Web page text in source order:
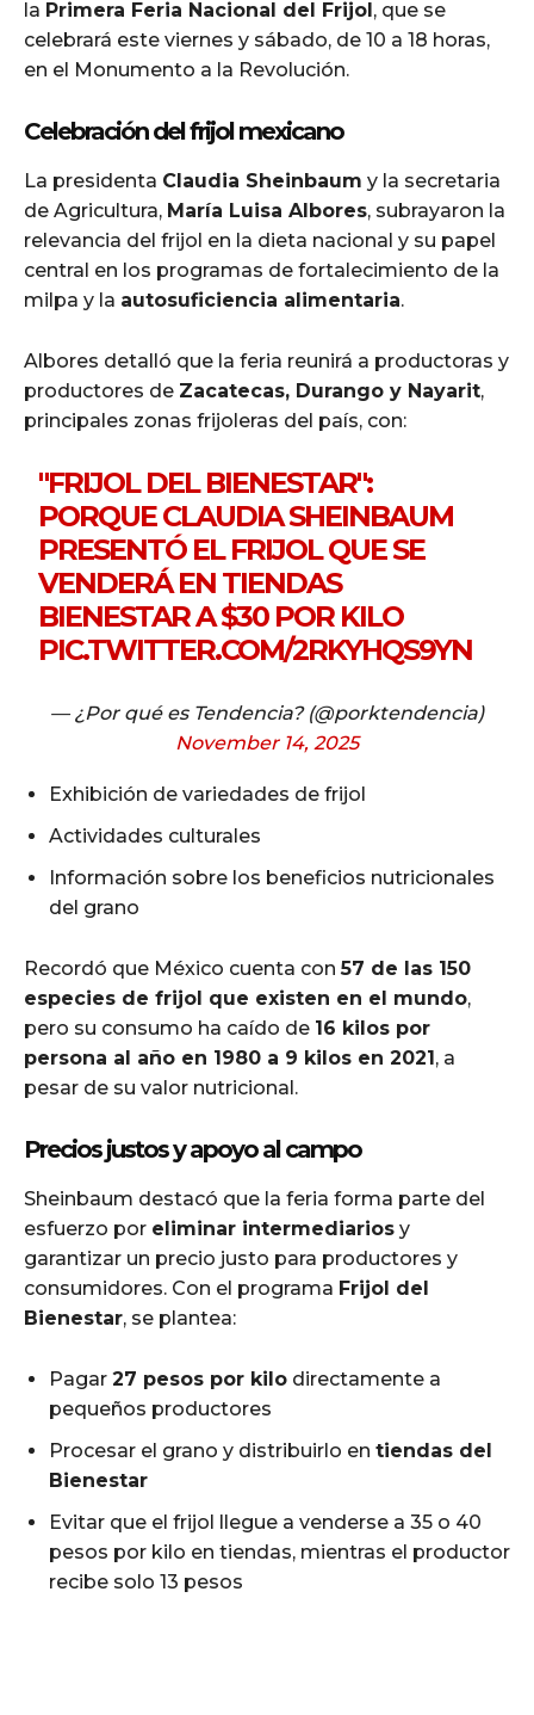
la Primera Feria Nacional del Frijol, que se
celebrará este viernes y sábado, de 10 a 18 horas,
en el Monumento a la Revolución.
Celebración del frijol mexicano
La presidenta Claudia Sheinbaum y la secretaria
de Agricultura, María Luisa Albores, subrayaron la
relevancia del frijol en la dieta nacional y su papel
central en los programas de fortalecimiento de la
milpa y la autosuficiencia alimentaria.
Albores detalló que la feria reunirá a productoras y
productores de Zacatecas, Durango y Nayarit,
principales zonas frijoleras del país, con:
"FRIJOL DEL BIENESTAR":
PORQUE CLAUDIA SHEINBAUM
PRESENTÓ EL FRIJOL QUE SE
VENDERÁ EN TIENDAS
BIENESTAR A $30 POR KILO
PIC.TWITTER.COM/2RKYHQS9YN
— ¿Por qué es Tendencia? (@porktendencia)
November 14, 2025
Exhibición de variedades de frijol
Actividades culturales
Información sobre los beneficios nutricionales
del grano
Recordó que México cuenta con57 de las 150
especies de frijol que existen en el mundo,
pero su consumo ha caído de 16 kilos por
persona al año en 1980 a 9 kilos en 2021, a
pesar de su valor nutricional.
Precios justos y apoyo al campo
Sheinbaum destacó que la feria forma parte del
esfuerzo por eliminar intermediarios y
garantizar un precio justo para productores y
consumidores. Con el programa Frijol del
Bienestar, se plantea:
Pagar 27 pesos por kilo directamente a
pequeños productores
Procesar el grano y distribuirlo en tiendas del
Bienestar
Evitar que el frijol llegue a venderse a 35 o 40
pesos por kilo en tiendas, mientras el productor
recibe solo 13 pesos